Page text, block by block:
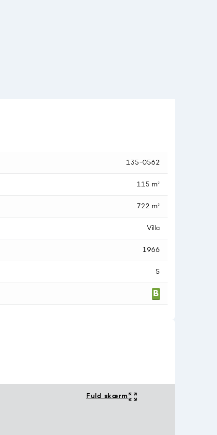
en fantastisk og naturskøn beliggenhed, med
135-0562
115 m²
722 m²
Villa
1966
5
Fuld skærm